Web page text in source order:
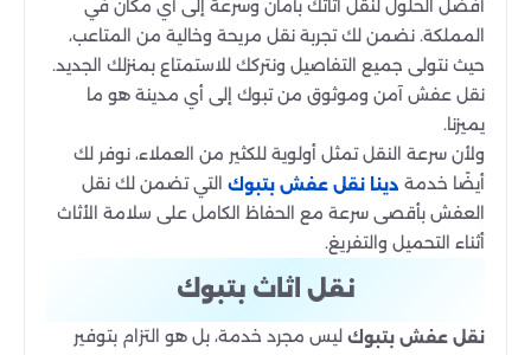
أفضل الحلول لنقل أثاثك بأمان وسرعة إلى أي مكان في
المملكة. نضمن لك تجربة نقل مريحة وخالية من المتاعب،
حيث نتولى جميع التفاصيل ونتركك للاستمتاع بمنزلك الجديد.
نقل عفش آمن وموثوق من تبوك إلى أي مدينة هو ما
يميزنا.
ولأن سرعة النقل تمثل أولوية للكثير من العملاء، نوفر لك
أيضًا خدمة دينا نقل عفش بتبوك التي تضمن لك نقل
العفش بأقصى سرعة مع الحفاظ الكامل على سلامة الأثاث
أثناء التحميل والتفريغ.
نقل اثاث بتبوك
نقل عفش بتبوك ليس مجرد خدمة، بل هو التزام بتوفير